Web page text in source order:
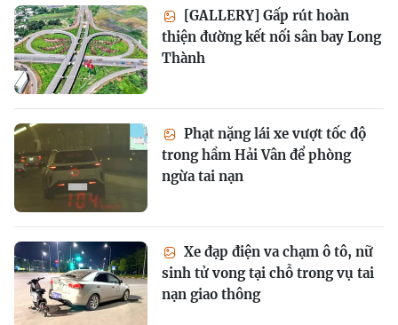
[GALLERY] Gấp rút hoàn
thiện đường kết nối sân bay Long
Thành
Phạt nặng lái xe vượt tốc độ
trong hầm Hải Vân để phòng
ngừa tai nạn
Xe đạp điện va chạm ô tô, nữ
sinh tử vong tại chỗ trong vụ tai
nạn giao thông